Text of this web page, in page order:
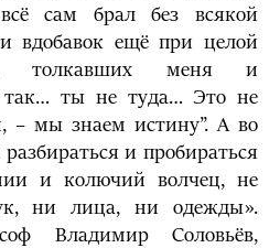
сам брал без всякой
вдобавок ещё при целой
толкавших меня и
ты не туда… Это не
– мы знаем истину”. А во
и пробираться
и колючий волчец, не
ни лица, ни одежды».
Владимир Соловьёв,